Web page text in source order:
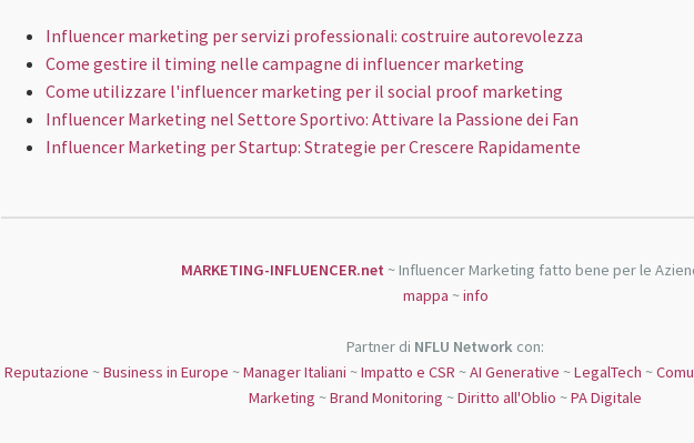
Influencer marketing per servizi professionali: costruire autorevolezza
Come gestire il timing nelle campagne di influencer marketing
Come utilizzare l'influencer marketing per il social proof marketing
Influencer Marketing nel Settore Sportivo: Attivare la Passione dei Fan
Influencer Marketing per Startup: Strategie per Crescere Rapidamente
MARKETING-INFLUENCER.net ~ Influencer Marketing fatto bene per le
mappa ~info
Partner di NFLU Network con:
Reputazione ~Business in Europe ~Manager Italiani ~Impatto e CSR ~AI Generative ~LegalTech ~
Marketing ~Brand Monitoring ~Diritto all'Oblio ~PA Digitale